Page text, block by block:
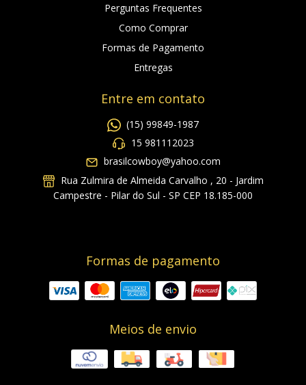
Perguntas Frequentes
Como Comprar
Formas de Pagamento
Entregas
Entre em contato
(15) 99849-1987
15 981112023
brasilcowboy@yahoo.com
Rua Zulmira de Almeida Carvalho , 20 - Jardim
Campestre - Pilar do Sul - SP CEP 18.185-000
Formas de pagamento
Meios de envio